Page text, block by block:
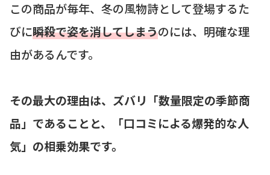
この商品が毎年、冬の風物詩として登場するた
びに瞬殺で姿を消してしまうのには、明確な理
由があるんです。
その最大の理由は、ズバリ「数量限定の季節商
品」であることと、「口コミによる爆発的な人
気」の相乗効果です。